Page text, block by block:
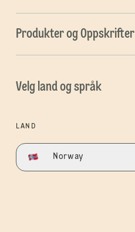
Produkter og Oppskrifter
Velg land og språk
LAND
Norway